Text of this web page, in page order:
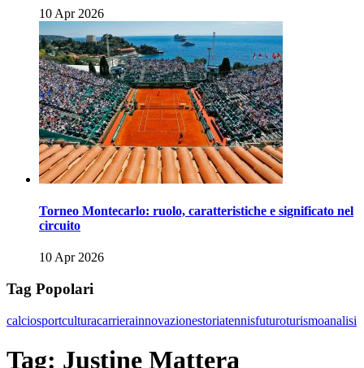
10 Apr 2026
Torneo Montecarlo: ruolo, caratteristiche e significato nel
circuito
10 Apr 2026
Tag Popolari
calciosportculturacarrierainnovazionestoriatennisfuturoturismoanalisi
Tag: Justine Mattera